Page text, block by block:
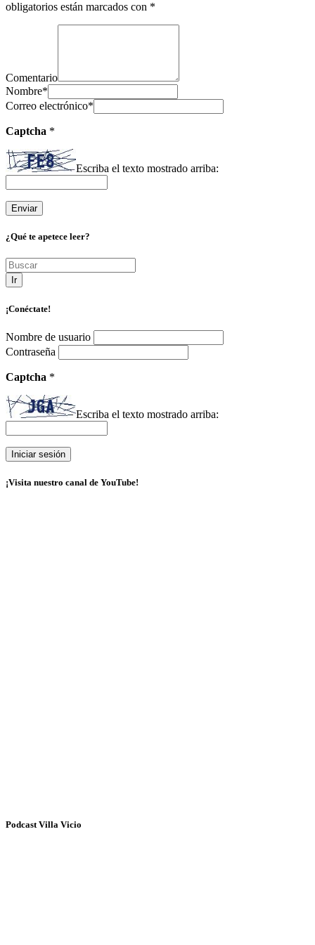
obligatorios están marcados con *
Comentario
Nombre*
Correo electrónico*
Captcha *
Escriba el texto mostrado arriba:
¿Qué te apetece leer?
Ir
¡Conéctate!
Nombre de usuario
Contraseña
Captcha *
Escriba el texto mostrado arriba:
¡Visita nuestro canal de YouTube!
Podcast Villa Vicio